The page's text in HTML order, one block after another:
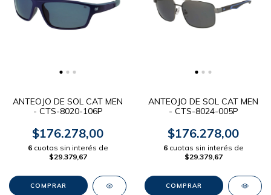
ANTEOJO DE SOL CAT MEN
- CTS-8020-106P
$176.278,00
6 cuotas sin interés de
$29.379,67
ANTEOJO DE SOL CAT MEN
- CTS-8024-005P
$176.278,00
6 cuotas sin interés de
$29.379,67